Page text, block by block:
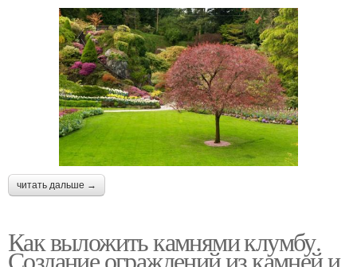
читать дальше →
Как выложить камнями клумбу.